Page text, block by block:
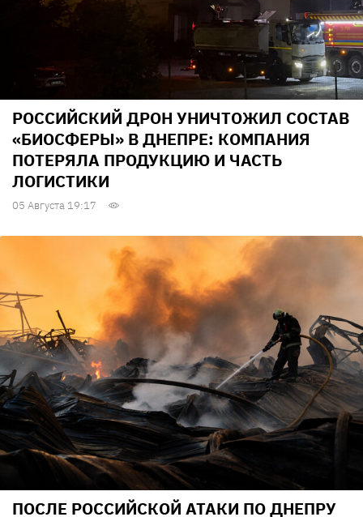
РОССИЙСКИЙ ДРОН УНИЧТОЖИЛ СОСТАВ
«БИОСФЕРЫ» В ДНЕПРЕ: КОМПАНИЯ
ПОТЕРЯЛА ПРОДУКЦИЮ И ЧАСТЬ
ЛОГИСТИКИ
05 Августа 19:17
ПОСЛЕ РОССИЙСКОЙ АТАКИ ПО ДНЕПРУ